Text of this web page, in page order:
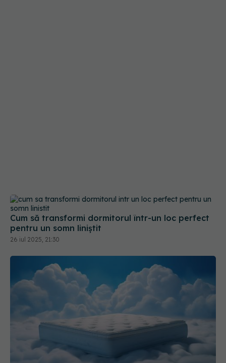
Cum să transformi dormitorul într-un loc perfect
pentru un somn liniștit
26 iul 2025, 21:30